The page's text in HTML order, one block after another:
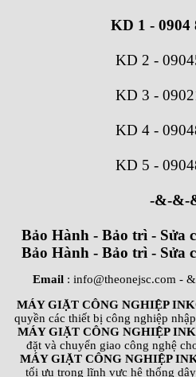
KD 1 - 0904
KD 2 -
KD 3 -
KD 4 -
KD 5 -
-&-&-
Bảo Hành - Bảo trì - Sửa
Bảo Hành - Bảo trì - Sửa
Email : info@theonejsc.com - &
MÁY GIẶT CÔNG NGHIỆP
quyền các thiết bị công nghiệp
MÁY GIẶT CÔNG NGHIỆP
đặt và chuyển giao công nghệ
MÁY GIẶT CÔNG NGHIỆP
tối ưu trong lĩnh vực hệ thống